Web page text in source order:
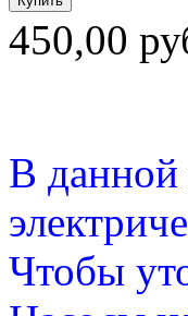
450,00
В данной
Чтобы